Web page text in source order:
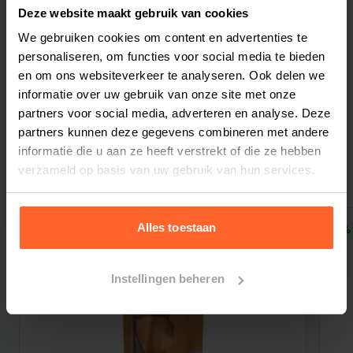
Deze website maakt gebruik van cookies
We gebruiken cookies om content en advertenties te
personaliseren, om functies voor social media te bieden
en om ons websiteverkeer te analyseren. Ook delen we
informatie over uw gebruik van onze site met onze
partners voor social media, adverteren en analyse. Deze
partners kunnen deze gegevens combineren met andere
informatie die u aan ze heeft verstrekt of die ze hebben
verzameld op basis van uw gebruik van hun services.
Alles toestaan
Instellingen beheren
en schouders boven alle andere voeren uit,
omdat deze brok puur is in grondstoffen en er
geen toevoegingen inzitten die het voer
opwaarderen. De ideale balans van
Calcium (Ca)
enFosfor (P)dragen bij aande ontwikkeling van
tanden en beenderen.Kennels Favourite Adult
hondenvoerheeftCardiobeschermings effect
door de extra taurine gehalte. Taurine is een
sulfaminezuur dat in het lichaam aangemaakt
wordt uit methionine en cysteïne. Taurine speelt
ondersteunt de hartfunctie en helpt
Bestelherinnering instellen
Gerelateerde producten